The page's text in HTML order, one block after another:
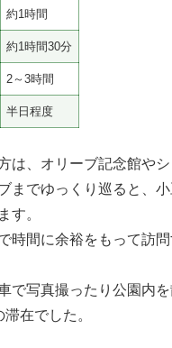
約1時間
約1時間30分
2～3時間
半日程度
は、オリーブ記念館や
までゆっくり巡ると、
す。
時間に余裕をもって訪
で写真撮ったり公園内
在でした。